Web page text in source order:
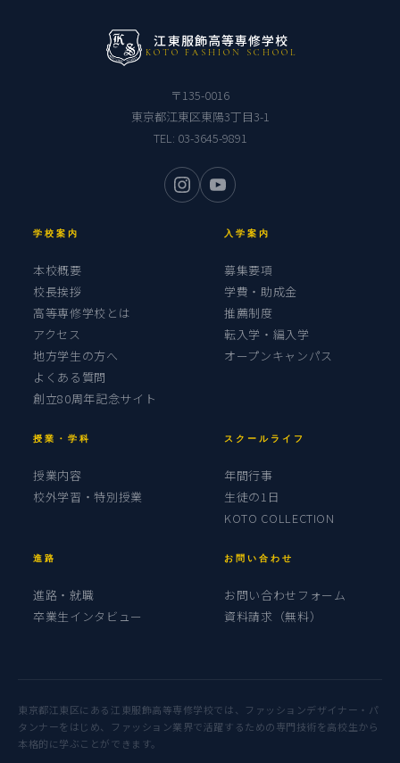
江東服飾高等専修学校
KOTO FASHION SCHOOL
〒135-0016
東京都江東区東陽3丁目3-1
TEL: 03-3645-9891
学校案内
本校概要
校長挨拶
高等専修学校とは
アクセス
地方学生の方へ
よくある質問
創立80周年記念サイト
入学案内
募集要項
学費・助成金
推薦制度
転入学・編入学
オープンキャンパス
授業・学科
授業内容
校外学習・特別授業
スクールライフ
年間行事
生徒の1日
KOTO COLLECTION
進路
進路・就職
卒業生インタビュー
お問い合わせ
お問い合わせフォーム
資料請求（無料）
東京都江東区にある江東服飾高等専修学校では、ファッションデザイナー・パ
タンナーをはじめ、ファッション業界で活躍するための専門技術を高校生から
本格的に学ぶことができます。